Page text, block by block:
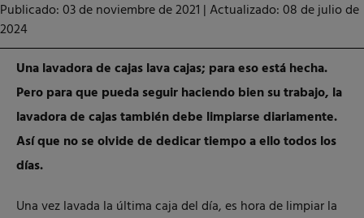
Publicado: 03 de noviembre de 2021 |Actualizado: 08 de julio de
2024
Una lavadora de cajas lava cajas; para eso está hecha.
Pero para que pueda seguir haciendo bien su trabajo, la
lavadora de cajas también debe limpiarse diariamente.
Así que no se olvide de dedicar tiempo a ello todos los
días.
Una vez lavada la última caja del día, es hora de limpiar la